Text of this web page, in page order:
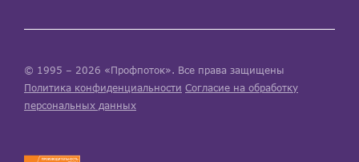
© 1995 – 2026 «Профпоток». Все права защищены
Политика конфиденциальности Согласие на обработку
персональных данных